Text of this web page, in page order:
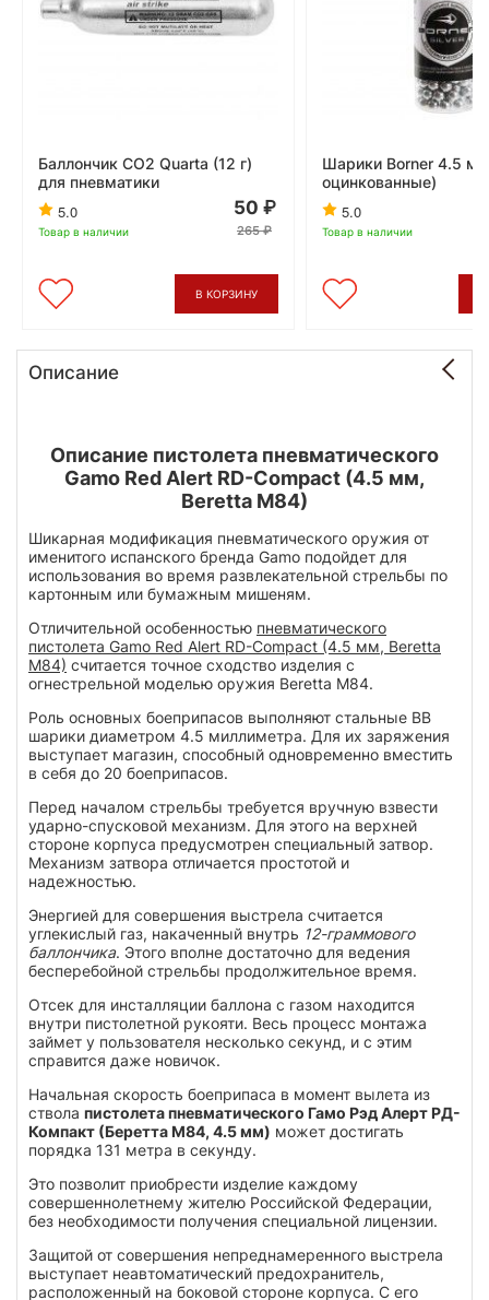
Баллончик CO2 Quarta (12 г)
для пневматики
5.0
Товар в наличии
50
265
В КОРЗИНУ
Шарики Borner 4.5
оцинкованные)
5.0
Товар в наличии
Описание
Описание пистолета пневматического
Gamo Red Alert RD-Compact (4.5 мм,
Beretta M84)
Шикарная модификация пневматического оружия от
именитого испанского бренда Gamo подойдет для
использования во время развлекательной стрельбы по
картонным или бумажным мишеням.
Отличительной особенностью пневматического
пистолета Gamo Red Alert RD-Compact (4.5 мм, Beretta
M84) считается точное сходство изделия с
огнестрельной моделью оружия Beretta M84.
Роль основных боеприпасов выполняют стальные BB
шарики диаметром 4.5 миллиметра. Для их заряжения
выступает магазин, способный одновременно вместить
в себя до 20 боеприпасов.
Перед началом стрельбы требуется вручную взвести
ударно-спусковой механизм. Для этого на верхней
стороне корпуса предусмотрен специальный затвор.
Механизм затвора отличается простотой и
надежностью.
Энергией для совершения выстрела считается
углекислый газ, накаченный внутрь 12-граммового
баллончика. Этого вполне достаточно для ведения
бесперебойной стрельбы продолжительное время.
Отсек для инсталляции баллона с газом находится
внутри пистолетной рукояти. Весь процесс монтажа
займет у пользователя несколько секунд, и с этим
справится даже новичок.
Начальная скорость боеприпаса в момент вылета из
ствола пистолета пневматического Гамо Рэд Алерт РД-
Компакт (Беретта М84, 4.5 мм) может достигать
порядка 131 метра в секунду.
Это позволит приобрести изделие каждому
совершеннолетнему жителю Российской Федерации,
без необходимости получения специальной лицензии.
Защитой от совершения непреднамеренного выстрела
выступает неавтоматический предохранитель,
расположенный на боковой стороне корпуса. С его